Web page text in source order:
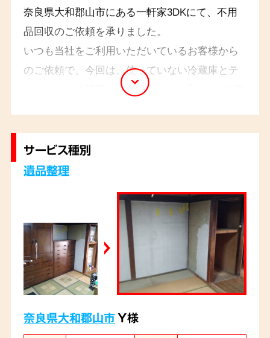
奈良県大和郡山市にある一軒家3DKにて、不用
品回収のご依頼を承りました。
いつも当社をご利用いただいているお客様から
のご依頼で、今回は、使っていない冷蔵庫とテ
レビラックの回収をご希望でした。「いつも仕事
サービス種別
遺品整理
奈良県大和郡山市Y様